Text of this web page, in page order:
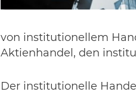
von institutionellem
Aktienhandel, den
Der institutionelle